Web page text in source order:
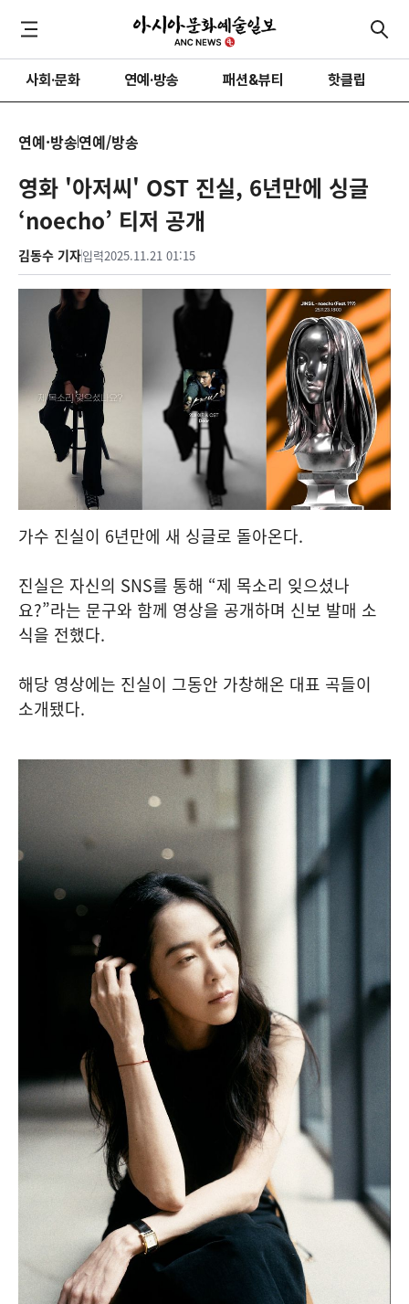
사회·문화 연예·방송 패션&뷰티 핫클립
연예·방송연예/방송
영화 '아저씨' OST 진실, 6년만에 싱글
‘noecho’ 티저 공개
김동수 기자입력2025.11.21 01:15
가수 진실이 6년만에 새 싱글로 돌아온다.
진실은 자신의 SNS를 통해 “제 목소리 잊으셨나
요?”라는 문구와 함께 영상을 공개하며 신보 발매 소
식을 전했다.
해당 영상에는 진실이 그동안 가창해온 대표 곡들이
소개됐다.